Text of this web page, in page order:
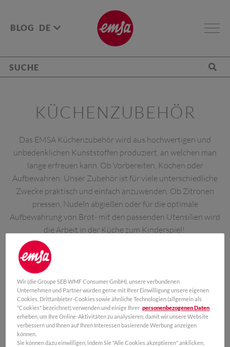
BLOG DE
KÜCHENZUBEHÖR
Das EMSA Küchenzubehör wird aus hochwertigen und
unbedenklichen Kunststoffen produziert, an welchen man
lange erfreuen kann. Ob Vorbereiten, Kochen oder
Aufbewahren: Unser Zubehör ist für viele unterschiedliche
Zwecke praktisch und einfach anzuwenden. Ob Zitronen
pressen, Nudeln abgießen oder für die optimale
Aufbewahrung von Brot- mit den passenden Utensilien wird
die Arbeit in der Küche zum Kinderspiel!
Wir (die Groupe SEB WMF Consumer GmbH), unsere verbundenen
Unternehmen und Partner würden gerne mit Ihrer Einwilligung unsere eigenen
Cookies, Drittanbieter-Cookies sowie ähnliche Technologien (allgemein als
"Cookies" bezeichnet) verwenden und einige Ihrer personenbezogenen Daten
erheben, um Ihre Online-Aktivitäten zu analysieren, damit wir unsere Website
verbessern und Ihnen auf Ihren Interessen basierende Werbung anzeigen
können.
Sie können dazu einwilligen, indem Sie "Alle Cookies akzeptieren" anklicken,